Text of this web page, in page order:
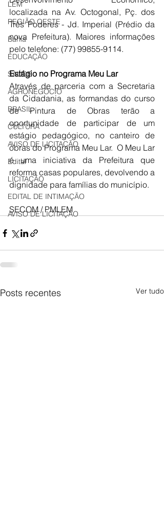
LEM
REGIÃO OESTE
Bahia
EDUCAÇÃO
SAÚDE
AGRONEGÓCIO
BRASIL
CULTURA
AVISO DE LICITAÇÃO
Edital
LICITAÇÃO
EDITAL DE INTIMAÇÃO
AVISO DE LICITAÇÃO
localizada na Av. Octogonal, Pç. dos
Três Poderes - Jd. Imperial (Prédio da
nova Prefeitura). Maiores informações
pelo telefone: (77) 99855-9114.
Estágio no Programa Meu Lar
Através de parceria com a Secretaria
da Cidadania, as formandas do curso
de Pintura de Obras terão a
oportunidade de participar de um
estágio pedagógico, no canteiro de
obras do Programa Meu Lar.  O Meu Lar
é uma iniciativa da Prefeitura que
reforma casas populares, devolvendo a
dignidade para famílias do município.
SECOM / PMLEM
Posts recentes Ver tudo